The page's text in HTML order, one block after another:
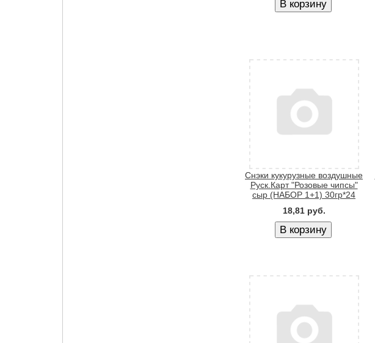
Снэки кукурузные воздушные
Руск.Карт "Розовые чипсы"
сыр (НАБОР 1+1) 30гр*24
18,81 руб.